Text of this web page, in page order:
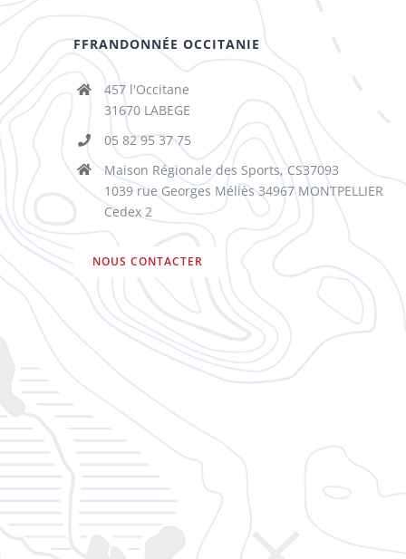
FFRANDONNÉE OCCITANIE
457 l'Occitane
31670 LABEGE
05 82 95 37 75
Maison Régionale des Sports, CS37093
1039 rue Georges Méliès 34967 MONTPELLIER
Cedex 2
NOUS CONTACTER